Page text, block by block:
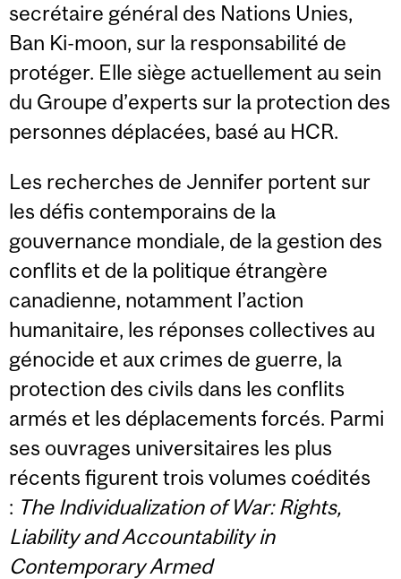
secrétaire général des Nations Unies,
Ban Ki-moon, sur la responsabilité de
protéger. Elle siège actuellement au sein
du Groupe d’experts sur la protection des
personnes déplacées, basé au HCR.
Les recherches de Jennifer portent sur
les défis contemporains de la
gouvernance mondiale, de la gestion des
conflits et de la politique étrangère
canadienne, notamment l’action
humanitaire, les réponses collectives au
génocide et aux crimes de guerre, la
protection des civils dans les conflits
armés et les déplacements forcés. Parmi
ses ouvrages universitaires les plus
récents figurent trois volumes coédités
: The Individualization of War: Rights,
Liability and Accountability in
Contemporary Armed